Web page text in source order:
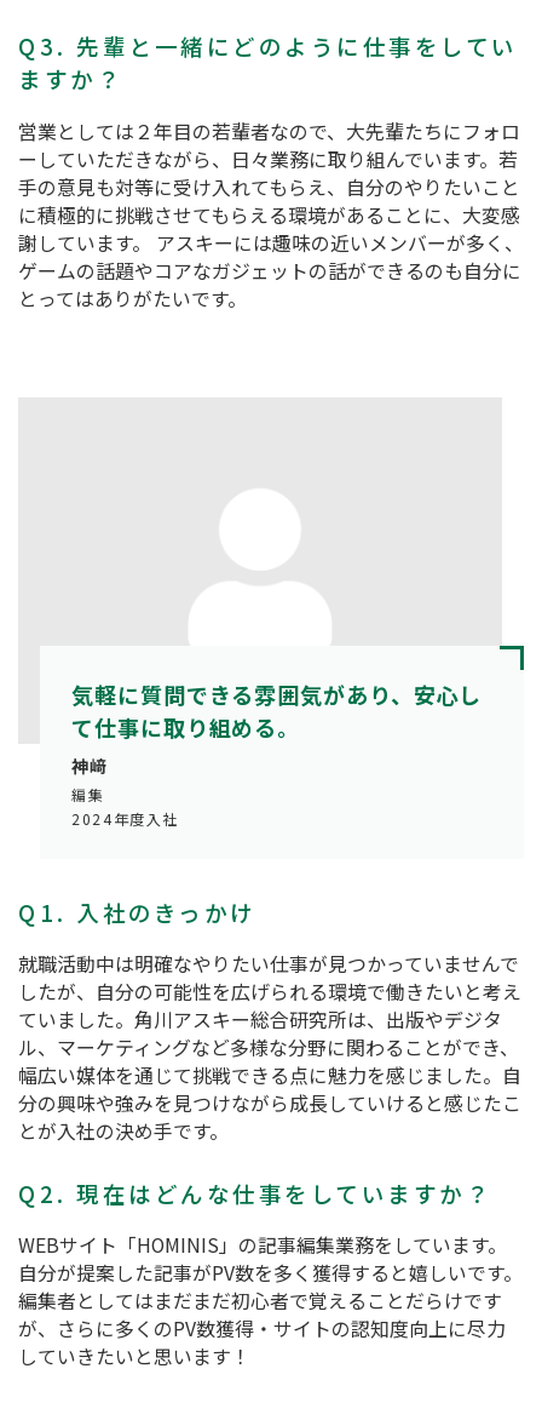
Q3. 先輩と一緒にどのように仕事をしてい
ますか？
営業としては２年目の若輩者なので、大先輩たちにフォロ
ーしていただきながら、日々業務に取り組んでいます。若
手の意見も対等に受け入れてもらえ、自分のやりたいこと
に積極的に挑戦させてもらえる環境があることに、大変感
謝しています。 アスキーには趣味の近いメンバーが多く、
ゲームの話題やコアなガジェットの話ができるのも自分に
とってはありがたいです。
気軽に質問できる雰囲気があり、安心し
て仕事に取り組める。
神﨑
編集
2024年度入社
Q1. 入社のきっかけ
就職活動中は明確なやりたい仕事が見つかっていませんで
したが、自分の可能性を広げられる環境で働きたいと考え
ていました。角川アスキー総合研究所は、出版やデジタ
ル、マーケティングなど多様な分野に関わることができ、
幅広い媒体を通じて挑戦できる点に魅力を感じました。自
分の興味や強みを見つけながら成長していけると感じたこ
とが入社の決め手です。
Q2. 現在はどんな仕事をしていますか？
WEBサイト「HOMINIS」の記事編集業務をしています。
自分が提案した記事がPV数を多く獲得すると嬉しいです。
編集者としてはまだまだ初心者で覚えることだらけです
が、さらに多くのPV数獲得・サイトの認知度向上に尽力
していきたいと思います！